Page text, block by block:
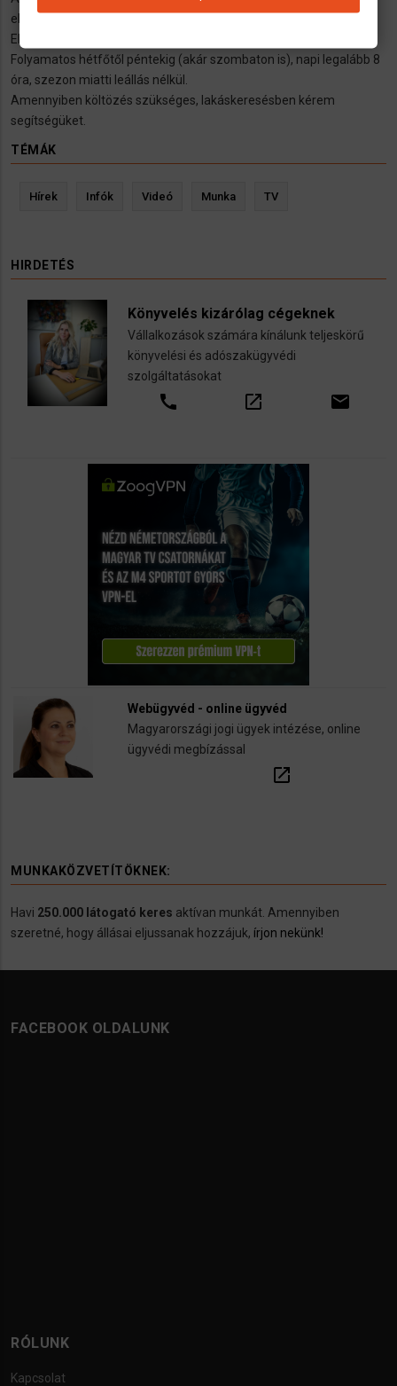
elvégezni, önállóan és csapatban egyaránt megállom a helyem.
Elvárásaim a munkával kapcsolatban:
Folyamatos hétfőtől péntekig (akár szombaton is), napi legalább 8
óra, szezon miatti leállás nélkül.
Amennyiben költözés szükséges, lakáskeresésben kérem
segítségüket.
TÉMÁK
Hírek Infók Videó Munka TV
HIRDETÉS
Könyvelés kizárólag cégeknek
Vállalkozások számára kínálunk teljeskörű
könyvelési és adószakügyvédi
szolgáltatásokat
call open_in_new email
Webügyvéd - online ügyvéd
Magyarországi jogi ügyek intézése, online
ügyvédi megbízással
open_in_new
MUNKAKÖZVETÍTÖKNEK:
Havi 250.000 látogató keres aktívan munkát. Amennyiben
szeretné, hogy állásai eljussanak hozzájuk, írjon nekünk!
FACEBOOK OLDALUNK
RÓLUNK
Kapcsolat